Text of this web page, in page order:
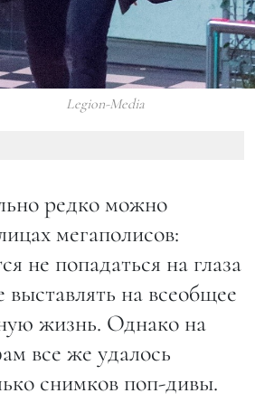
Legion-Media
редко можно
мегаполисов:
не попадаться на глаза
на всеобщее
жизнь. Однако на
все же удалось
снимков поп-дивы.